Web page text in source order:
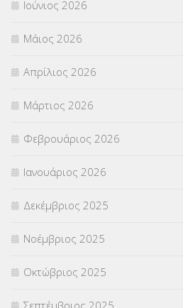
ΠΡΟΚΗΡΥΞΕΙΣ
ΣΕΜΙΝΑΡΙΑ – ΗΜΕΡΙΔΕΣ
ΣΕΠ(50)
ΣΤΕΛΕΧΗ (360)
ΣΥΜΒΟΥΛΕΥΤΙΚΟΣ ΣΤΑΘΜΟΣ ΝΕΩΝ
ΣΥΝΤΑΞΕΙΣ(12)
ΣΧΟΛΙΚΟΙ ΣΥΜΒΟΥΛΟΙ
ΥΠΕΡΑΡΙΘΜΟΙ(1)
ΥΠΟΤΡΟΦΙΕΣ(28)
Ιούνιος 2026
Μάιος 2026
Απρίλιος 2026
Μάρτιος 2026
Φεβρουάριος 2026
Ιανουάριος 2026
Δεκέμβριος 2025
Νοέμβριος 2025
Οκτώβριος 2025
Σεπτέμβριος 2025